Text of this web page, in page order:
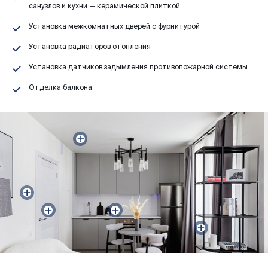
санузлов и кухни — керамической плиткой
Установка межкомнатных дверей с фурнитурой
Установка радиаторов отопления
Установка датчиков задымления противопожарной системы
Отделка балкона